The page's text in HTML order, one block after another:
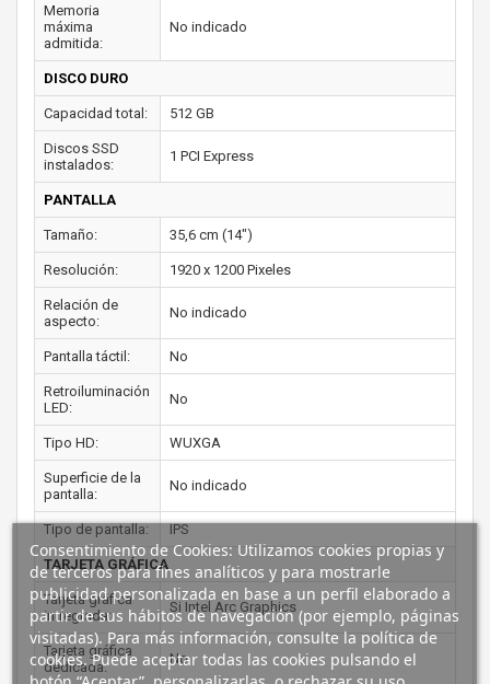
Memoria
máxima
admitida:
No indicado
DISCO DURO
Capacidad total: 512 GB
Discos SSD
instalados:
1 PCI Express
PANTALLA
Tamaño: 35,6 cm (14")
Resolución: 1920 x 1200 Pixeles
Relación de
aspecto:
No indicado
Pantalla táctil: No
Retroiluminación
LED:
No
Tipo HD: WUXGA
Superficie de la
pantalla:
No indicado
Tipo de pantalla: IPS
TARJETA GRÁFICA
Tarjeta gráfica
intregrada:
Si Intel Arc Graphics
Tarjeta gráfica
dedicada:
No
Consentimiento de Cookies: Utilizamos cookies propias y
de terceros para fines analíticos y para mostrarle
publicidad personalizada en base a un perfil elaborado a
partir de sus hábitos de navegación (por ejemplo, páginas
visitadas). Para más información, consulte la política de
cookies. Puede aceptar todas las cookies pulsando el